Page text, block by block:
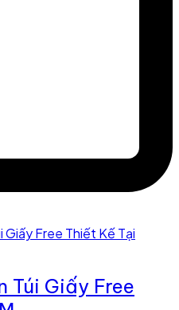
Túi Giấy Free